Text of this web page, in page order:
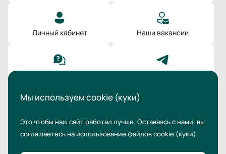
Личный кабинет Наши вакансии
Мы используем cookie (куки)
Это чтобы наш сайт работал лучше. Оставаясь с нами, вы
соглашаетесь на использование файлов cookie (куки)